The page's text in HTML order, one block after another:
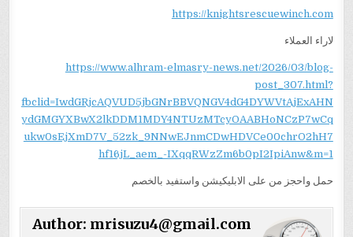
https://knightsrescuewinch.com
لاراء العملاء
https://www.alhram-elmasry-news.net/2026/03/blog-
post_307.html?
fbclid=IwdGRjcAQVUD5jbGNrBBVQNGV4dG4DYWVtAjExAHN
ydGMGYXBwX2lkDDM1MDY4NTUzMTcyOAABHoNCzP7wCq
ukw0sEjXmD7V_52zk_9NNwEJnmCDwHDVCe00chrO2hH7
hf16jL_aem_-IXqqRWzZm6b0pI2IpiAnw&m=1
حمل واحجز من على الابليكيشن واستفيد بالخصم
Author: mrisuzu4@gmail.com